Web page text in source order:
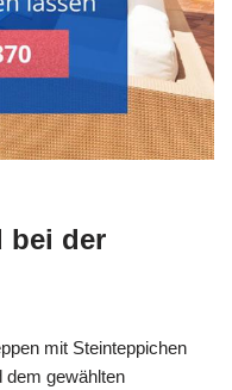
bei der
mit Steinteppichen
dem gewählten